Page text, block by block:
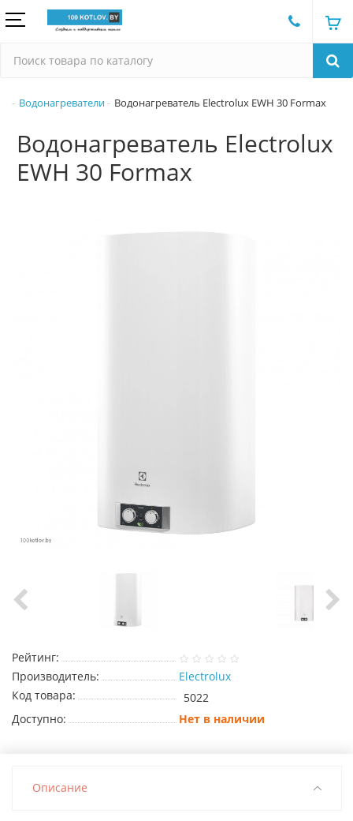
Водонагреватели Водонагреватель Electrolux EWH 30 Formax
Водонагреватель Electrolux
EWH 30 Formax
Рейтинг:
Производитель:
Electrolux
Код товара:
5022
Доступно:
Нет в наличии
Описание